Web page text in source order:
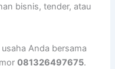
bisnis, tender, atau
Anda bersama
081326497675.